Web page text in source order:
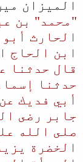
المیزان
"محمد" بن
الحارث
ابن الحاج
قال حدثنا
حدثنا
أبي فديك
جابر رضى
صلى الله
الخضرة